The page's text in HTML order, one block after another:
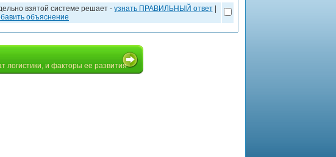
взятой системе решает - узнать ПРАВИЛЬНЫЙ ответ|
объяснение
логистики, и факторы ее развития